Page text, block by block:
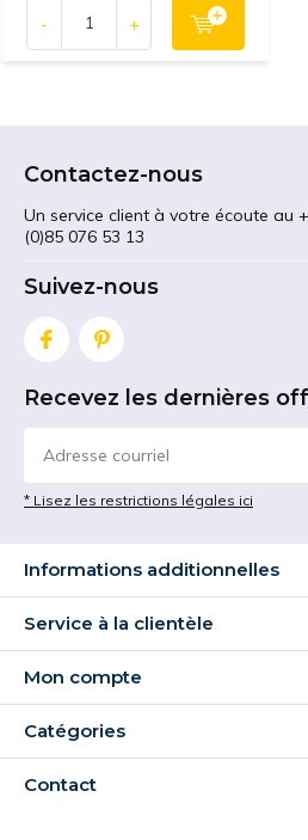
- +
Contactez-nous
Un service client à votre écoute au
(0)85 076 53 13
Suivez-nous
Recevez les dernières
* Lisez les restrictions légales ici
Informations additionnelles
Service à la clientèle
Mon compte
Catégories
Contact